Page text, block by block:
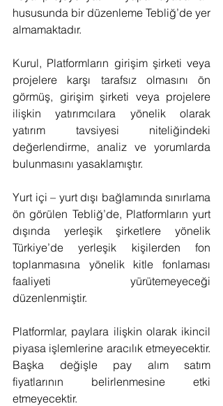
hususunda bir düzenleme Tebliğ’de yer
almamaktadır.
Kurul, Platformların girişim şirketi veya
projelere karşı tarafsız olmasını ön
görmüş, girişim şirketi veya projelere
ilişkin yatırımcılara yönelik olarak
yatırım tavsiyesi niteliğindeki
değerlendirme, analiz ve yorumlarda
bulunmasını yasaklamıştır.
Yurt içi – yurt dışı bağlamında sınırlama
ön görülen Tebliğ’de, Platformların yurt
dışında yerleşik şirketlere yönelik
Türkiye’de yerleşik kişilerden fon
toplanmasına yönelik kitle fonlaması
faaliyeti yürütemeyeceği
düzenlenmiştir.
Platformlar, paylara ilişkin olarak ikincil
piyasa işlemlerine aracılık etmeyecektir.
Başka değişle pay alım satım
fiyatlarının belirlenmesine etki
etmeyecektir.